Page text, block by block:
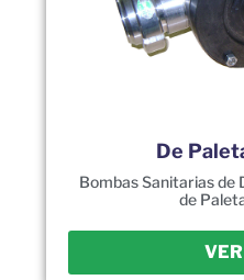
De
Bombas Sanitarias de
de